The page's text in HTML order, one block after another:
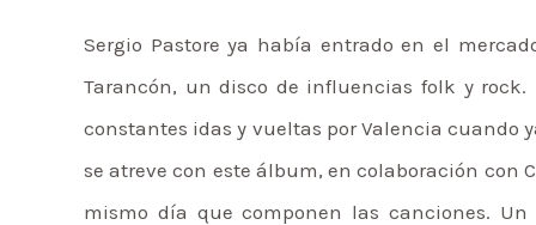
Sergio Pastore ya había entrado en el
Tarancón, un disco de influencias folk y rock.
constantes idas y vueltas por Valencia cuando
se atreve con este álbum, en colaboración con
mismo día que componen las canciones.